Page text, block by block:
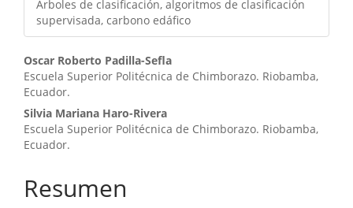
Árboles de clasificación, algoritmos de clasificación
supervisada, carbono edáfico
Contenido
principal
del
artículo
Oscar Roberto Padilla-Sefla
Escuela Superior Politécnica de Chimborazo. Riobamba,
Ecuador.
Silvia Mariana Haro-Rivera
Escuela Superior Politécnica de Chimborazo. Riobamba,
Ecuador.
Resumen